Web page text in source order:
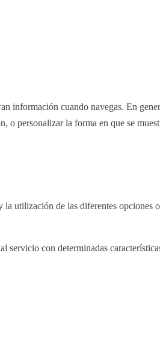
información cuando navegas. En
personalizar la forma en que se
utilización de las diferentes opciones
servicio con determinadas